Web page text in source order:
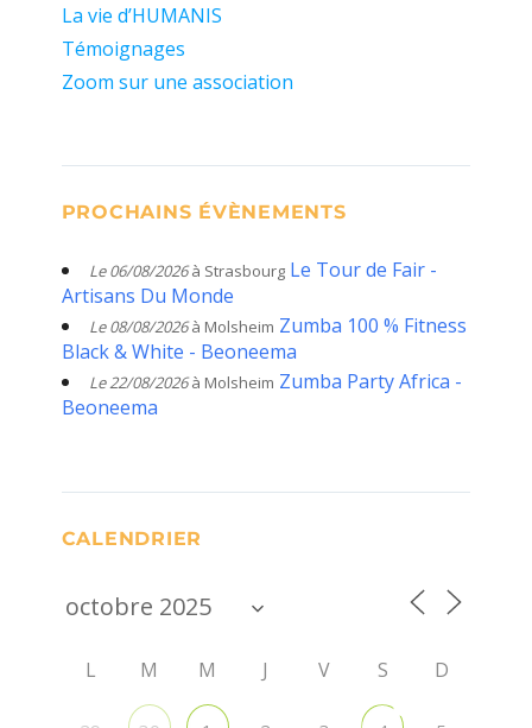
La vie d’HUMANIS
Témoignages
Zoom sur une association
PROCHAINS ÉVÈNEMENTS
Le 06/08/2026à Strasbourg Le Tour de Fair -
Artisans Du Monde
Le 08/08/2026à Molsheim Zumba 100 % Fitness
Black & White - Beoneema
Le 22/08/2026à Molsheim Zumba Party Africa -
Beoneema
CALENDRIER
L M M J V S D